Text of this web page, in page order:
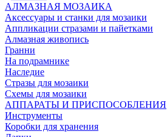
АЛМАЗНАЯ МОЗАИКА
Аксессуары и станки для мозаики
Аппликации стразами и пайетками
Алмазная живопись
Гранни
На подрамнике
Наследие
Стразы для мозаики
Схемы для мозаики
АППАРАТЫ И ПРИСПОСОБЛЕНИЯ
Инструменты
Коробки для хранения